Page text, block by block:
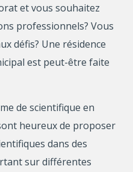
et vous souhaitez
professionnels? Vous
défis? Une résidence
est peut-être faite
de scientifique en
heureux de proposer
dans des
sur différentes